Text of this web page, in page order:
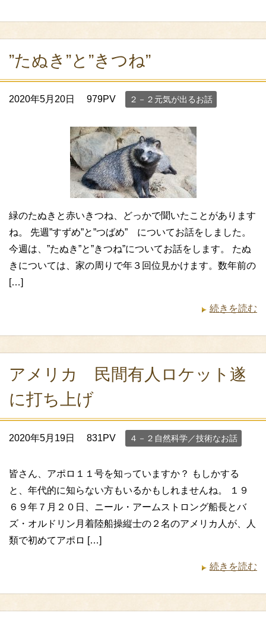
”たぬき”と”きつね”
2020年5月20日 979PV ２－２元気が出るお話
緑のたぬきと赤いきつね、どっかで聞いたことがあります
ね。 先週”すずめ”と”つばめ” についてお話をしました。
今週は、”たぬき”と”きつね”についてお話をします。 たぬ
きについては、家の周りで年３回位見かけます。数年前の
[…]
続きを読む
アメリカ 民間有人ロケット遂
に打ち上げ
2020年5月19日 831PV ４－２自然科学／技術なお話
皆さん、アポロ１１号を知っていますか？ もしかする
と、年代的に知らない方もいるかもしれませんね。 １９
６９年７月２０日、ニール・アームストロング船長とバ
ズ・オルドリン月着陸船操縦士の２名のアメリカ人が、人
類で初めてアポロ […]
続きを読む